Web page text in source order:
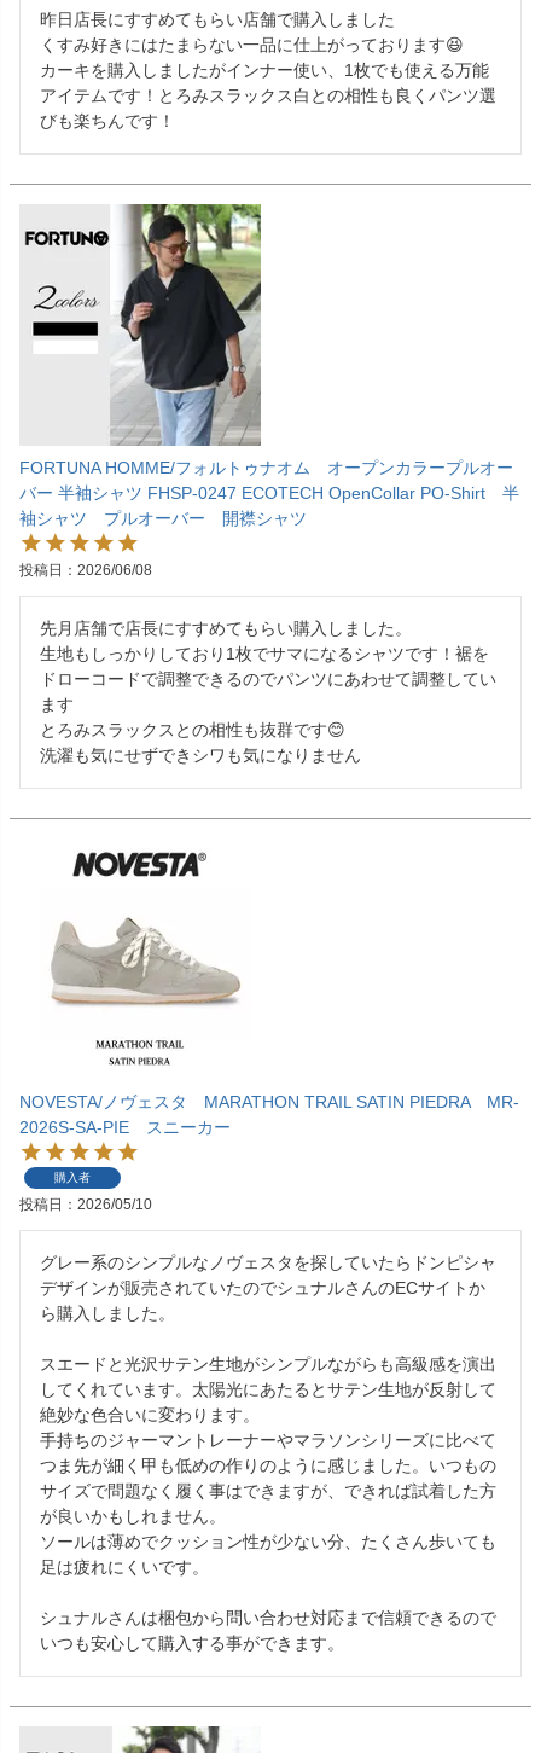
昨日店長にすすめてもらい店舗で購入しました
くすみ好きにはたまらない一品に仕上がっております😆
カーキを購入しましたがインナー使い、1枚でも使える万能
アイテムです！とろみスラックス白との相性も良くパンツ選
びも楽ちんです！
FORTUNA HOMME/フォルトゥナオム オープンカラープルオー
バー 半袖シャツ FHSP-0247 ECOTECH OpenCollar PO-Shirt 半
袖シャツ プルオーバー 開襟シャツ
投稿日 2026/06/08
先月店舗で店長にすすめてもらい購入しました。
生地もしっかりしており1枚でサマになるシャツです！裾を
ドローコードで調整できるのでパンツにあわせて調整してい
ます
とろみスラックスとの相性も抜群です😊
洗濯も気にせずできシワも気になりません
NOVESTA/ノヴェスタ MARATHON TRAIL SATIN PIEDRA MR-
2026S-SA-PIE スニーカー
購入者
投稿日 2026/05/10
グレー系のシンプルなノヴェスタを探していたらドンピシャ
デザインが販売されていたのでシュナルさんのECサイトか
ら購入しました。
スエードと光沢サテン生地がシンプルながらも高級感を演出
してくれています。太陽光にあたるとサテン生地が反射して
絶妙な色合いに変わります。
手持ちのジャーマントレーナーやマラソンシリーズに比べて
つま先が細く甲も低めの作りのように感じました。いつもの
サイズで問題なく履く事はできますが、できれば試着した方
が良いかもしれません。
ソールは薄めでクッション性が少ない分、たくさん歩いても
足は疲れにくいです。
シュナルさんは梱包から問い合わせ対応まで信頼できるので
いつも安心して購入する事ができます。